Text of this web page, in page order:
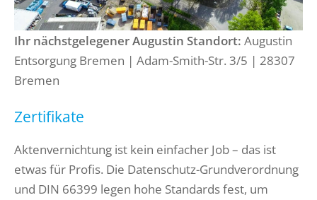
Ihr nächstgelegener Augustin Standort: Augustin
Entsorgung Bremen | Adam-Smith-Str. 3/5 | 28307
Bremen
Zertifikate
Aktenvernichtung ist kein einfacher Job – das ist
etwas für Profis. Die Datenschutz-Grundverordnung
und DIN 66399 legen hohe Standards fest, um